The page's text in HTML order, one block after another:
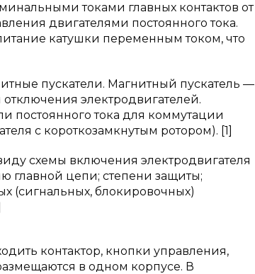
токами главных контактов от
двигателями постоянного тока.
катушки переменным током, что
пускатели. Магнитный пускатель —
электродвигателей.
постоянного тока для коммутации
с короткозамкнутым ротором). [1]
схемы включения электродвигателя
цепи; степени защиты;
(сигнальных, блокировочных)
контактор, кнопки управления,
в одном корпусе. В